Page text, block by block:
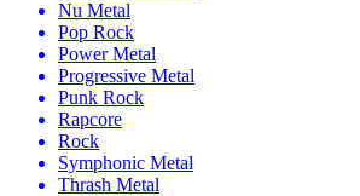
Nu Metal
Pop Rock
Power Metal
Progressive Metal
Punk Rock
Rapcore
Rock
Symphonic Metal
Thrash Metal